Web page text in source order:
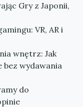
Gry z Japonii,
VR, AR i
wnętrz: Jak
wydawania
do